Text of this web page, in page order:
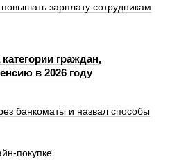
зарплату сотрудникам
граждан,
в 2026 году
банкоматы и назвал способы
покупке